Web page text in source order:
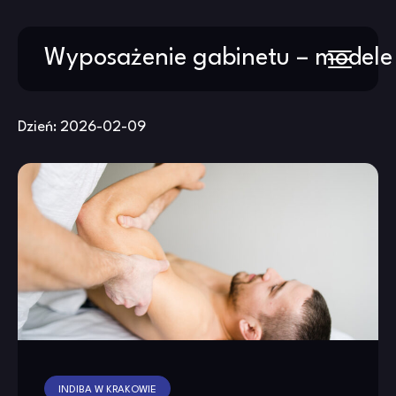
Wyposażenie gabinetu –
Dzień: 2026-02-09
INDIBA W KRAKOWIE